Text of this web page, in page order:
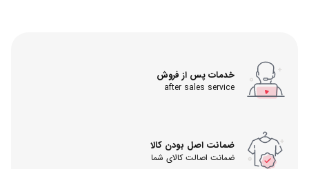
خدمات پس از فروش
after sales service
ضمانت اصل بودن کالا
ضمانت اصالت کالای شما